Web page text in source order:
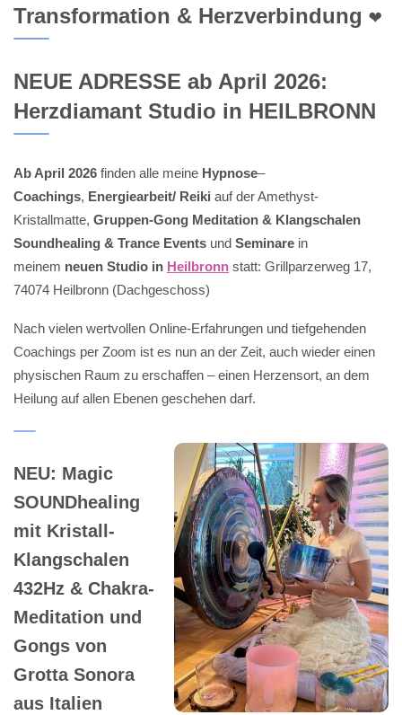
Transformation & Herzverbindung ❤️
NEUE ADRESSE ab April 2026:
Herzdiamant Studio in HEILBRONN
Ab April 2026 finden alle meine Hypnose–
Coachings, Energiearbeit/ Reiki auf der Amethyst-
Kristallmatte, Gruppen-Gong Meditation & Klangschalen
Soundhealing & Trance Events und Seminare in
meinem neuen Studio in Heilbronn statt: Grillparzerweg 17,
74074 Heilbronn (Dachgeschoss)
Nach vielen wertvollen Online-Erfahrungen und tiefgehenden
Coachings per Zoom ist es nun an der Zeit, auch wieder einen
physischen Raum zu erschaffen – einen Herzensort, an dem
Heilung auf allen Ebenen geschehen darf.
NEU: Magic
SOUNDhealing
mit Kristall-
Klangschalen
432Hz & Chakra-
Meditation und
Gongs von
Grotta Sonora
aus Italien